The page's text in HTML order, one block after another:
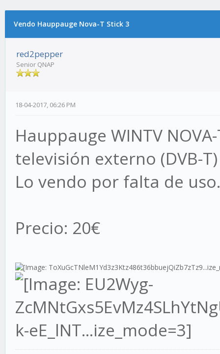
Vendo Hauppauge Nova-T Stick 3
red2pepper
Senior QNAP
18-04-2017, 06:26 PM
Hauppauge WINTV
televisión externo (DVB-
Lo vendo por falta de uso.
Precio: 20€